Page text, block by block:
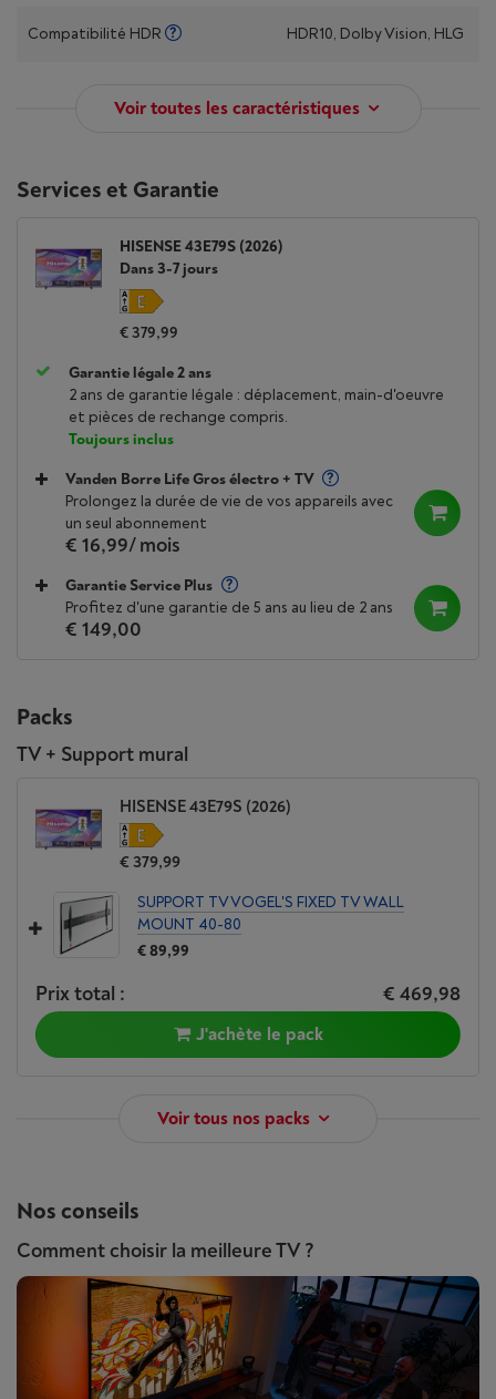
Compatibilité HDR HDR10, Dolby Vision, HLG
Voir toutes les caractéristiques
Services et Garantie
HISENSE 43E79S (2026)
Dans 3-7 jours
€ 379,99
Garantie légale 2 ans
2 ans de garantie légale : déplacement, main-d'oeuvre
et pièces de rechange compris.
Toujours inclus
Vanden Borre Life Gros électro + TV
Prolongez la durée de vie de vos appareils avec
un seul abonnement
€ 16,99/ mois
Garantie Service Plus
Profitez d'une garantie de 5 ans au lieu de 2 ans
€ 149,00
Packs
TV + Support mural
HISENSE 43E79S (2026)
€ 379,99
SUPPORT TV VOGEL'S FIXED TV WALL
MOUNT 40-80
€ 89,99
Prix total : € 469,98
J'achète le pack
Voir tous nos packs
Nos conseils
Comment choisir la meilleure TV ?